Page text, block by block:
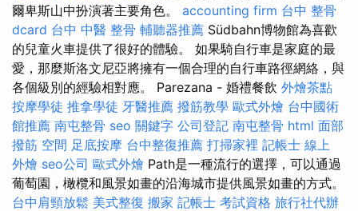
爾卑斯山中扮演著主要角色。 accounting firm 台中 整骨
dcard 台中 中醫 整骨 輔聽器推薦 Südbahn博物館為喜歡
的兒童火車提供了很好的體驗。 如果騎自行車是家庭的最
愛，那麼斯洛文尼亞將擁有一個合理的自行車路徑網絡，與
各個級別的經驗相對應。 Parezana - 婚禮餐飲 外燴茶點
按摩學徒 推拿學徒 牙醫推薦 撥筋教學 歐式外燴 台中國術
館推薦 南屯整骨 seo 關鍵字 公司登記 南屯整骨 html 面部
撥筋 空間 足底按摩 台中整復推薦 打掃家裡 記帳士 線上
外燴 seo公司 歐式外燴 Path是一種流行的選擇，可以通過
葡萄園，橄欖和風景如畫的沿海城市提供風景如畫的方式。
台中肩頸放鬆 美式整復 搬家 記帳士 考試資格 旅行社代辦